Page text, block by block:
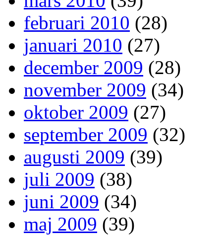
februari 2010 (28)
januari 2010 (27)
december 2009 (28)
november 2009 (34)
oktober 2009 (27)
september 2009 (32)
augusti 2009 (39)
juli 2009 (38)
juni 2009 (34)
maj 2009 (39)